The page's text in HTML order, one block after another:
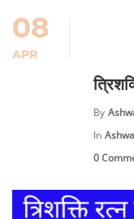
08
APR
By
In
0